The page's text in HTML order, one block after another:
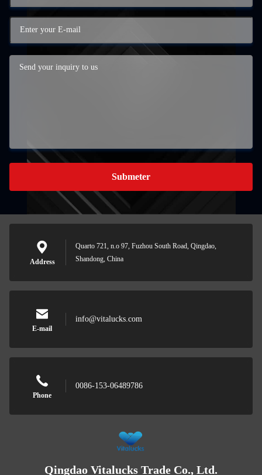
Submeter
Address
Quarto 721, n.o 97, Fuzhou South Road, Qingdao,
Shandong, China
E-mail
info@vitalucks.com
Phone
0086-153-06489786
Qingdao Vitalucks Trade Co., Ltd.